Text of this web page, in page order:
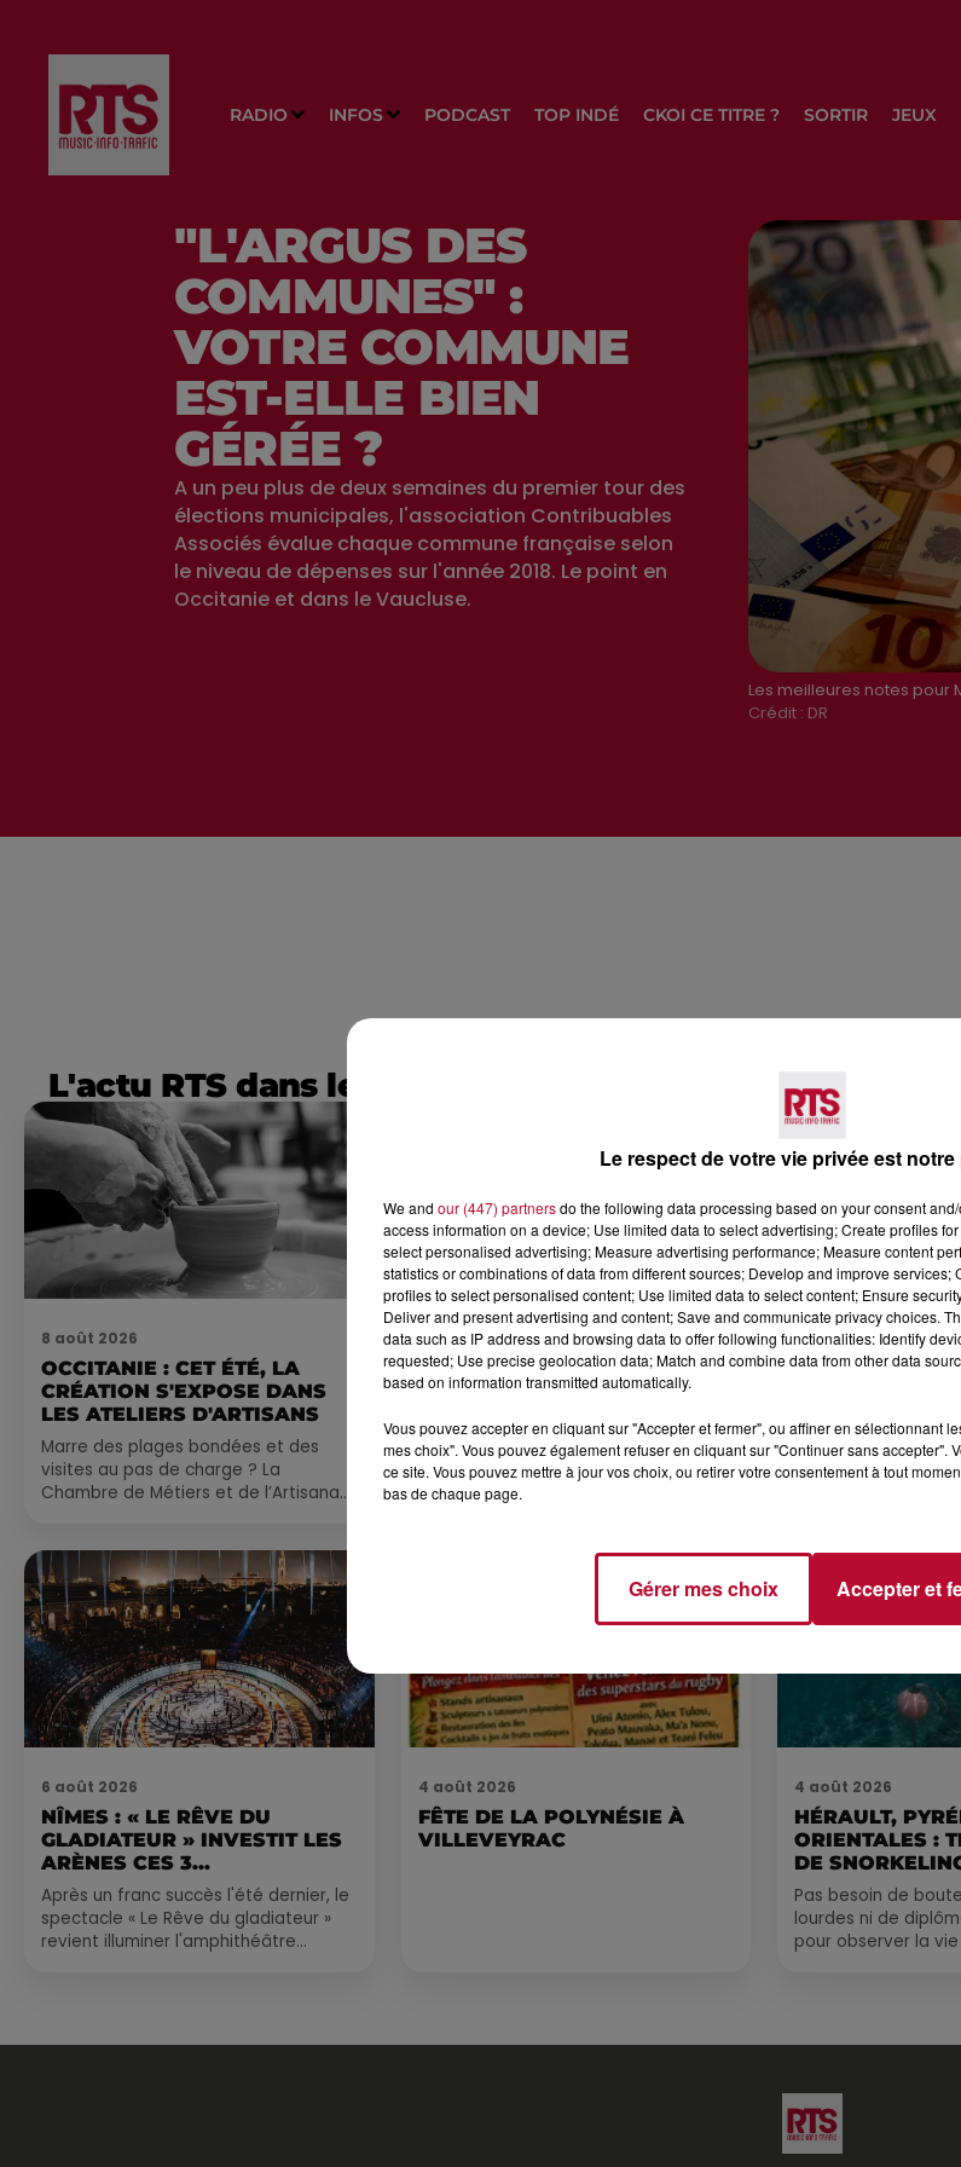
RADIO INFOS PODCAST TOP INDÉ CKOI CE TITRE ? SORTIR JEUX
Les meilleures notes pour
Crédit : DR
"L'ARGUS DES
COMMUNES" :
VOTRE COMMUNE
EST-ELLE BIEN
GÉRÉE ?
A un peu plus de deux semaines du premier tour des
élections municipales, l'association Contribuables
Associés évalue chaque commune française selon
le niveau de dépenses sur l'année 2018. Le point en
Occitanie et dans le Vaucluse.
L'actu RTS dans le Sud
8 août 2026
OCCITANIE : CET ÉTÉ, LA
CRÉATION S'EXPOSE DANS
LES ATELIERS D'ARTISANS
Marre des plages bondées et des
visites au pas de charge ? La
Chambre de Métiers et de l’Artisanat
7 août 2026
NOS IDÉES DE SORTIE POUR
CE WEEK-END
Comme tous les vendredis, voici une
petite sélection des rendez-vous à ne
pas manquer dans le coin. Que vous
ayez envie de voyager à l'autre bout
7 août 2026
DINER
6 août 2026
NÎMES : « LE RÊVE DU
GLADIATEUR » INVESTIT LES
ARÈNES CES 3...
Après un franc succès l'été dernier, le
spectacle « Le Rêve du gladiateur »
revient illuminer l'amphithéâtre
4 août 2026
FÊTE DE LA POLYNÉSIE À
VILLEVEYRAC
4 août 2026
HÉRAULT,
ORIENTALES :
DE
EXPLORER...
Pas besoin de
lourdes ni de
pour observer la
Le respect de votre vie privée est
We and our (447) partnersdo the following data processing based on your consent
access information on a device; Use limited data to select advertising; Create profiles
select personalised advertising; Measure advertising performance; Measure content
statistics or combinations of data from different sources; Develop and improve
profiles to select personalised content; Use limited data to select content; Ensure
Deliver and present advertising and content; Save and communicate privacy choices.
data such as IP address and browsing data to offer following functionalities: Identify
requested; Use precise geolocation data; Match and combine data from other data
based on information transmitted automatically.
Vous pouvez accepter en cliquant sur "Accepter et fermer", ou affiner en sélectionnant
mes choix". Vous pouvez également refuser en cliquant sur "Continuer sans accepter".
ce site. Vous pouvez mettre à jour vos choix, ou retirer votre consentement à tout
bas de chaque page.
Gérer mes choix Accepter et